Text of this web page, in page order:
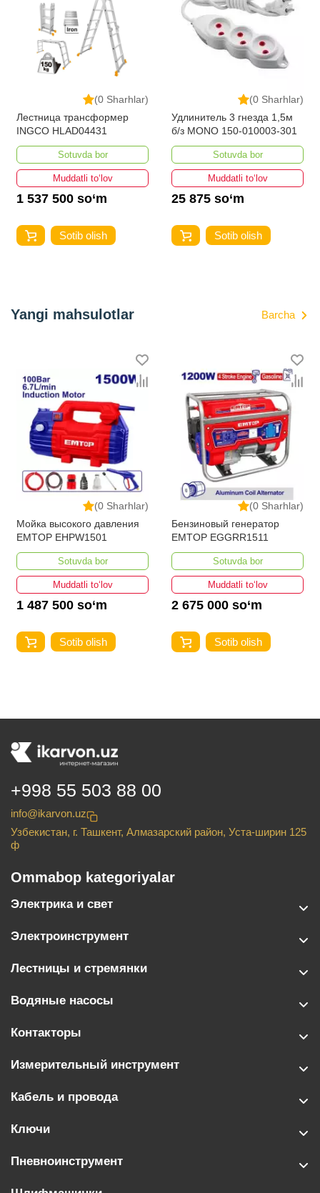
(0 Sharhlar)
Лестница трансформер
INGCO HLAD04431
Sotuvda bor
Muddatli to‘lov
1 537 500 so‘m
Sotib olish
(0 Sharhlar)
Удлинитель 3 гнезда 1,5м
б/з MONO 150-010003-301
Sotuvda bor
Muddatli to‘lov
25 875 so‘m
Sotib olish
Yangi mahsulotlar Barcha
(0 Sharhlar)
Мойка высокого давления
EMTOP EHPW1501
Sotuvda bor
Muddatli to‘lov
1 487 500 so‘m
Sotib olish
(0 Sharhlar)
Бензиновый генератор
EMTOP EGGRR1511
Sotuvda bor
Muddatli to‘lov
2 675 000 so‘m
Sotib olish
+998 55 503 88 00
info@ikarvon.uz
Узбекистан, г. Ташкент, Алмазарский район, Уста-ширин 125
ф
Ommabop kategoriyalar
Электрика и свет
Электроинструмент
Лестницы и стремянки
Водяные насосы
Контакторы
Измерительный инструмент
Кабель и провода
Ключи
Пневноинструмент